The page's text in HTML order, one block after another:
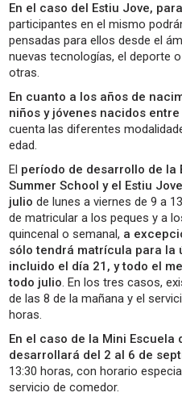
En el caso del Estiu Jove,
participantes en el mismo
pensadas para ellos desde el
nuevas tecnologías, el deporte
otras.
En cuanto a los años de
niños y jóvenes nacidos
cuenta las diferentes
edad.
El período de desarrollo de la
Summer School y el Estiu
julio de lunes a viernes de 9 a
de matricular a los peques y a
quincenal o semanal, a
sólo tendrá matrícula para la
incluido el día 21, y todo el
todo julio. En los tres casos,
de las 8 de la mañana y el
horas.
En el caso de la Mini Escuela
desarrollará del 2 al 6 de
13:30 horas, con horario
servicio de comedor.